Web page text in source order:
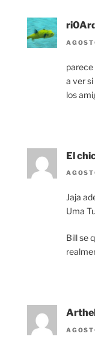
a ver
los
El
Jaja
Uma
Bill se
Arthel